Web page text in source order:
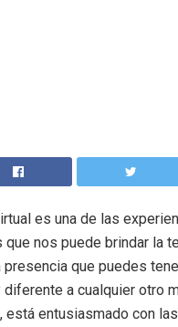
es una de las
que nos puede brindar la
presencia que puedes
a cualquier otro
está entusiasmado con